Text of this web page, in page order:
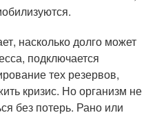
насколько долго может
подключается
тех резервов,
кризис. Но организм не
без потерь. Рано или